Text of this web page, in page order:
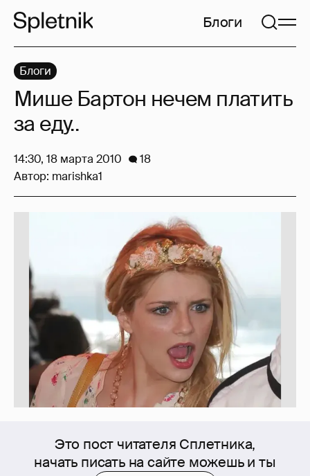
Блоги
Это пост читателя Сплетника,
начать писать на сайте можешь и ты
Блоги
Мише Бартон нечем платить
за еду..
14:30, 18 марта 2010
18
Автор: marishka1